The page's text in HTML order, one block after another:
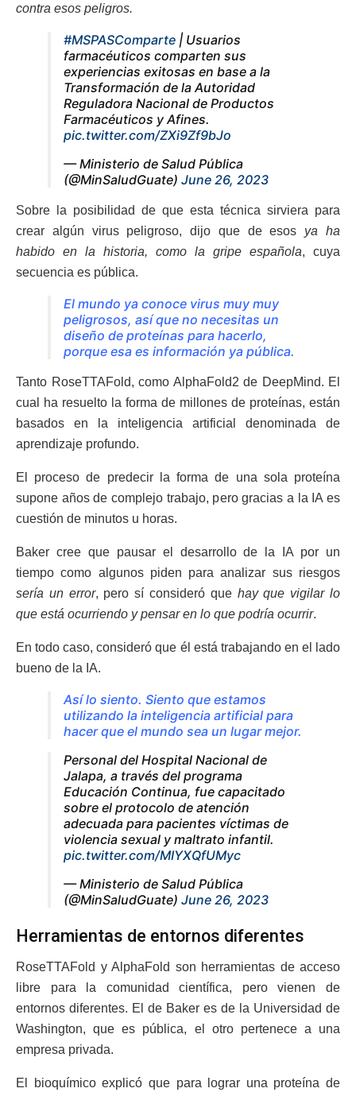
contra esos peligros.
#MSPASComparte | Usuarios
farmacéuticos comparten sus
experiencias exitosas en base a la
Transformación de la Autoridad
Reguladora Nacional de Productos
Farmacéuticos y Afines.
pic.twitter.com/ZXi9Zf9bJo
— Ministerio de Salud Pública
(@MinSaludGuate) June 26, 2023
Sobre la posibilidad de que esta técnica sirviera para
crear algún virus peligroso, dijo que de esos ya ha
habido en la historia, como la gripe española, cuya
secuencia es pública.
El mundo ya conoce virus muy muy
peligrosos, así que no necesitas un
diseño de proteínas para hacerlo,
porque esa es información ya pública.
Tanto RoseTTAFold, como AlphaFold2 de DeepMind. El
cual ha resuelto la forma de millones de proteínas, están
basados en la inteligencia artificial denominada de
aprendizaje profundo.
El proceso de predecir la forma de una sola proteína
supone años de complejo trabajo, pero gracias a la IA es
cuestión de minutos u horas.
Baker cree que pausar el desarrollo de la IA por un
tiempo como algunos piden para analizar sus riesgos
sería un error, pero sí consideró que hay que vigilar lo
que está ocurriendo y pensar en lo que podría ocurrir.
En todo caso, consideró que él está trabajando en el lado
bueno de la IA.
Así lo siento. Siento que estamos
utilizando la inteligencia artificial para
hacer que el mundo sea un lugar mejor.
Personal del Hospital Nacional de
Jalapa, a través del programa
Educación Continua, fue capacitado
sobre el protocolo de atención
adecuada para pacientes víctimas de
violencia sexual y maltrato infantil.
pic.twitter.com/MIYXQfUMyc
— Ministerio de Salud Pública
(@MinSaludGuate) June 26, 2023
Herramientas de entornos diferentes
RoseTTAFold y AlphaFold son herramientas de acceso
libre para la comunidad científica, pero vienen de
entornos diferentes. El de Baker es de la Universidad de
Washington, que es pública, el otro pertenece a una
empresa privada.
El bioquímico explicó que para lograr una proteína de